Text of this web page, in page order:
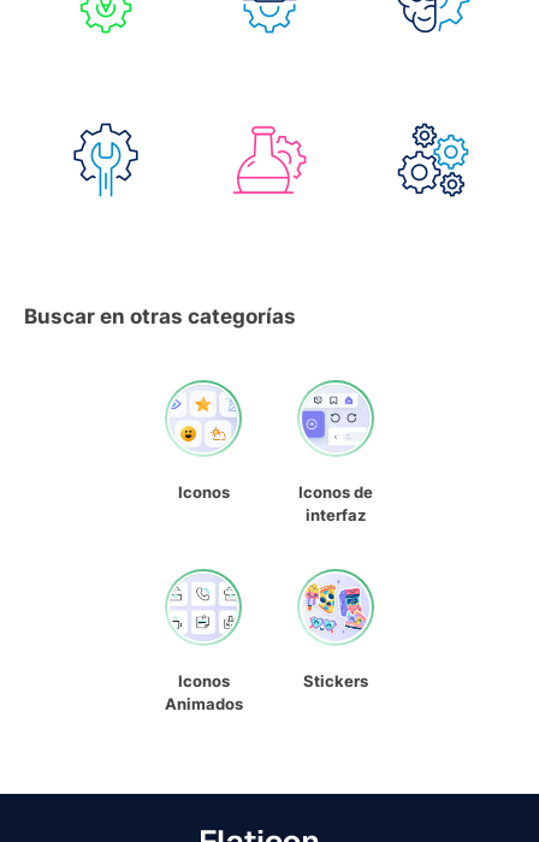
Buscar en otras categorías
Iconos
Iconos de
interfaz
Iconos
Animados
Stickers